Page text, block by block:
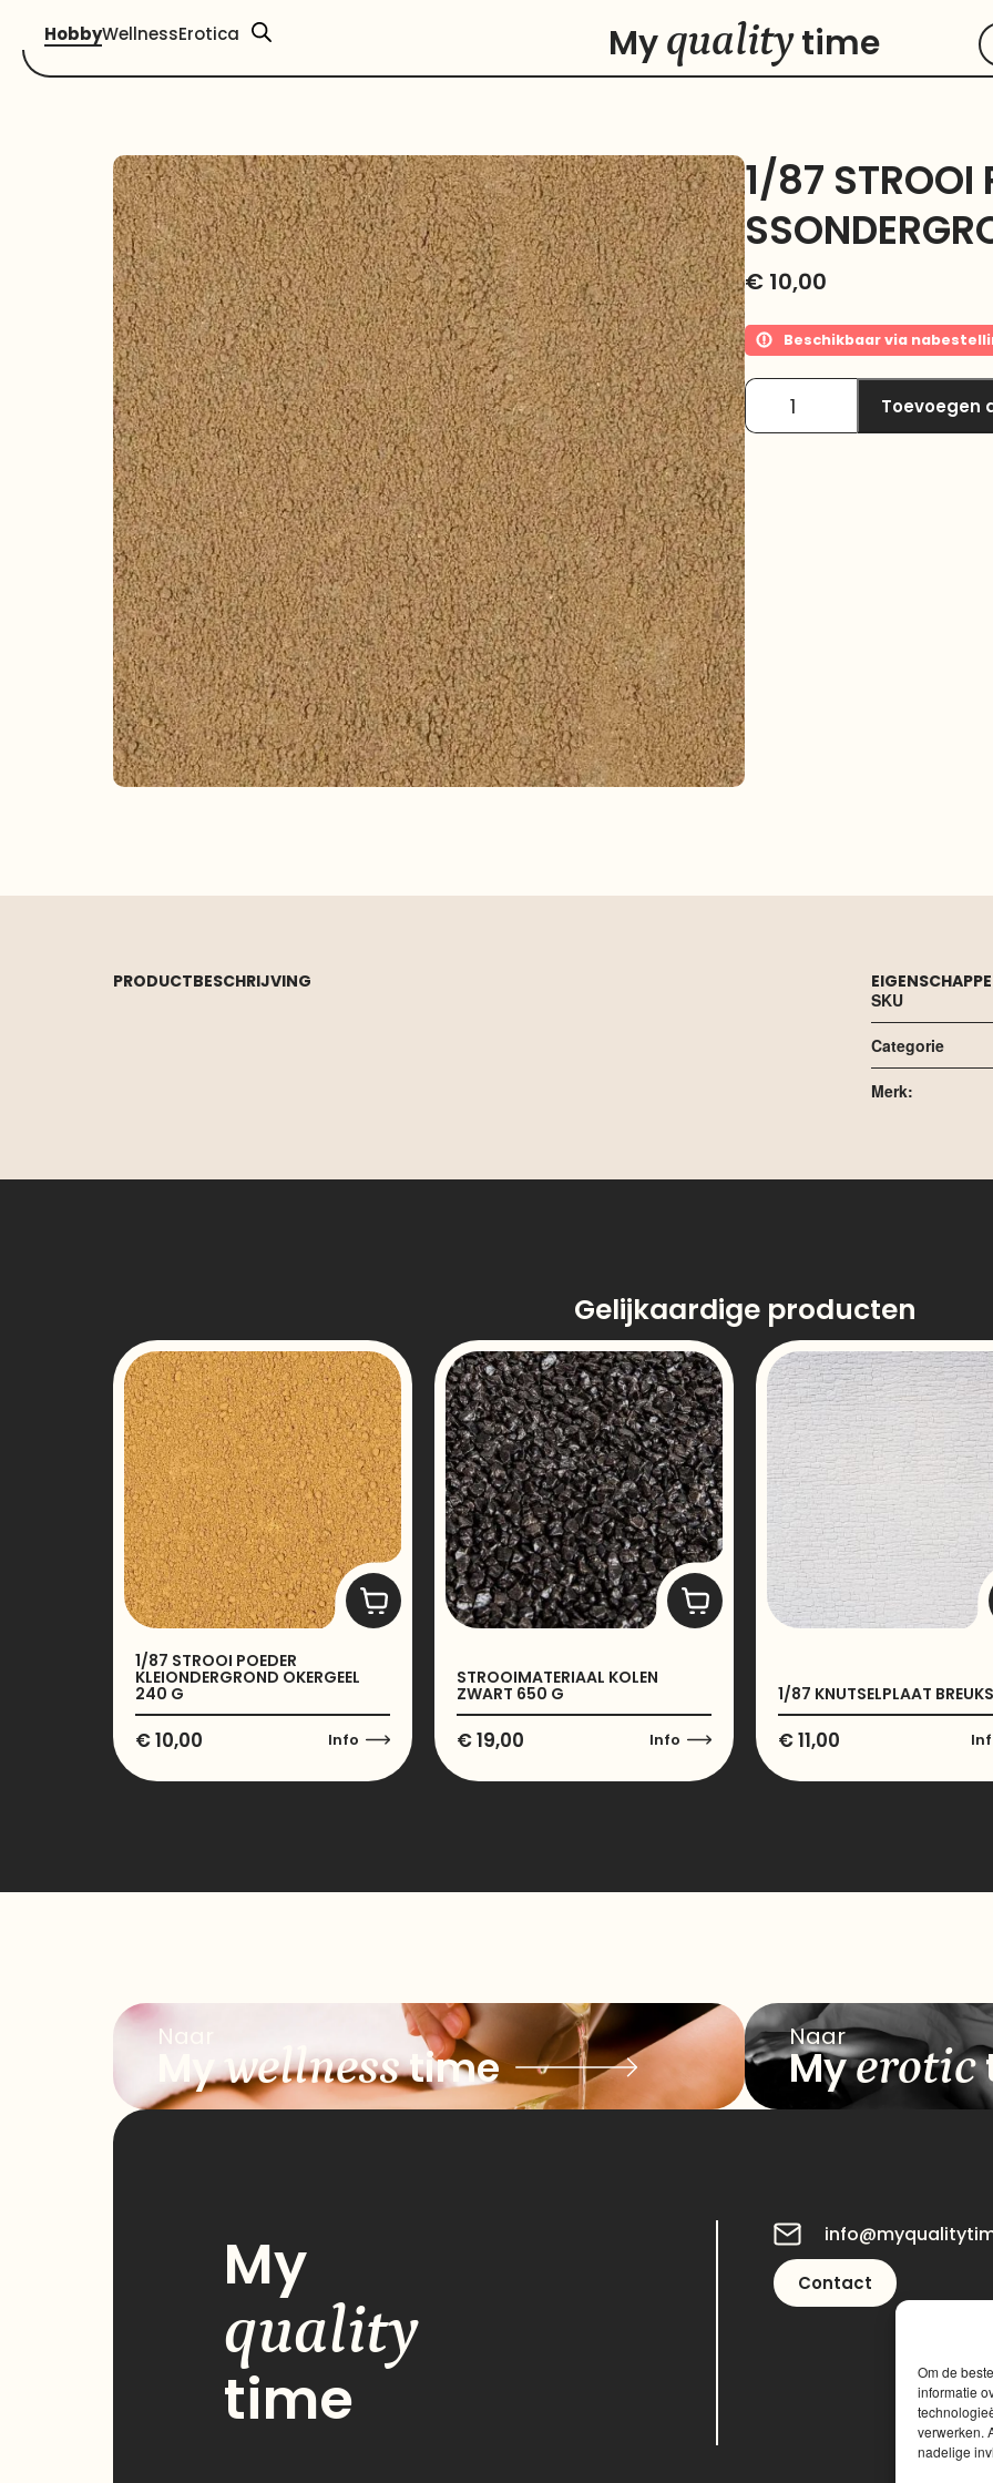
Om de
informatie
verwerken.
nadelige
HobbyWellnessErotica Myqualitytime
1/87 STROOI
€ 10,00
Beschikbaar via
Toevoegen
PRODUCTBESCHRIJVING
SKU
Categorie
Merk:
Gelijkaardige producten
1/87 STROOI POEDER
KLEIONDERGROND OKERGEEL
240 G
€10,00 Info
STROOIMATERIAAL KOLEN
ZWART 650 G
€19,00 Info
1/87 KNUTSELPLAAT
€11,00
Naar
Mywellnesstime
Naar
Myerotic
My
quality
time
Contact